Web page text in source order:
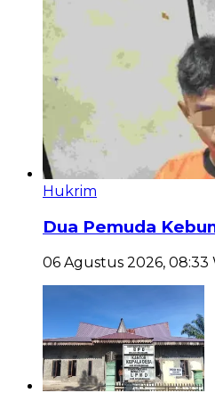
Hukrim
Dua Pemuda
06 Agustus 2026, 08:33